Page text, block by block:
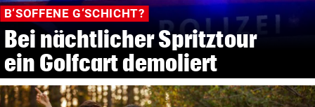
B‘SOFFENE G‘SCHICHT?
Bei nächtlicher Spritztour
ein Golfcart demoliert